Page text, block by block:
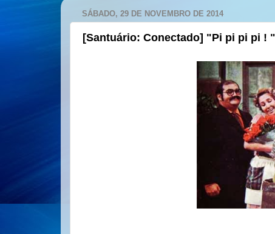
SÁBADO, 29 DE NOVEMBRO DE 2014
[Santuário: Conectado] "Pi pi pi pi !